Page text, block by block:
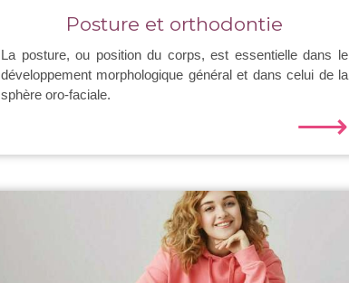
Posture et orthodontie
La posture, ou position du corps, est essentielle dans le
développement morphologique général et dans celui de la
sphère oro-faciale.
⟶